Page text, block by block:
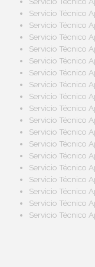
Servicio Técnico
Servicio Técnico
Servicio Técnico
Servicio Técnico
Servicio Técnico
Servicio Técnico
Servicio Técnico
Servicio Técnico
Servicio Técnico
Servicio Técnico
Servicio Técnico
Servicio Técnico
Servicio Técnico
Servicio Técnico
Servicio Técnico
Servicio Técnico
Servicio Técnico
Servicio Técnico